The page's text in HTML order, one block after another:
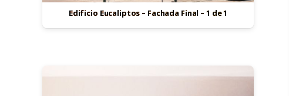
Edificio Eucaliptos – Fachada Final – 1 de 1